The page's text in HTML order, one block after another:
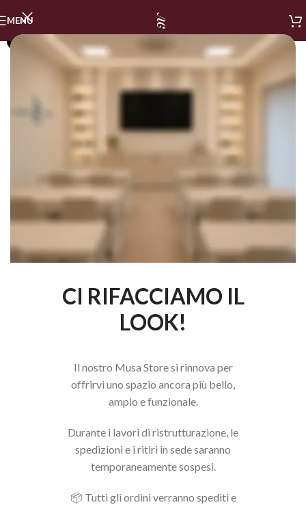
CI RIFACCIAMO IL
LOOK!
Il nostro Musa Store si rinnova per
offrirvi uno spazio ancora più bello,
ampio e funzionale.
Durante i lavori di ristrutturazione, le
spedizioni e i ritiri in sede saranno
temporaneamente sospesi.
📦 Tutti gli ordini verranno spediti e
MENU